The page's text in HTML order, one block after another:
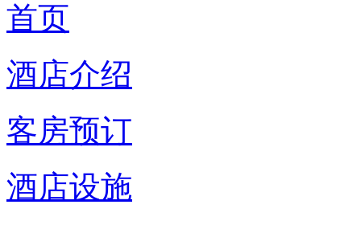
首页
酒店介绍
客房预订
酒店设施